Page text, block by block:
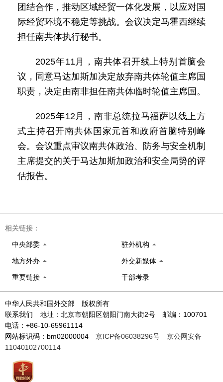
团结合作，推动区域经贸一体化发展，以应对国
际经贸环境不稳定等挑战。会议决定马霍西继续
担任南共体执行秘书。
2025年11月，南共体召开线上特别首脑会
议，同意马达加斯加决定放弃南共体轮值主席国
职责，决定由南非担任南共体临时轮值主席国。
2025年12月，南非总统拉马福萨以线上方
式主持召开南共体国家元首和政府首脑特别峰
会。会议重点审议南共体政治、防务与安全机制
主席提交的关于马达加斯加政治和安全局势的评
估报告。
相关链接：
中央部委 驻外机构
地方外办 外交新媒体
重要链接 干部考录
中华人民共和国外交部 版权所有
联系我们 地址：北京市朝阳区朝阳门南大街2号 邮编：100701
电话：+86-10-65961114
网站标识码：bm02000004 京ICP备06038296号
京公网安备
11040102700114